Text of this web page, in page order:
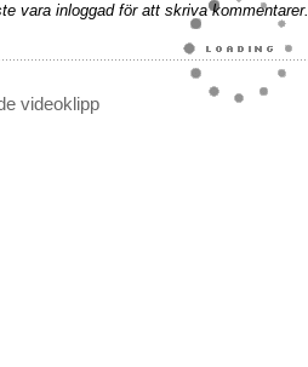
vara inloggad för att skriva kommentarer.
videoklipp